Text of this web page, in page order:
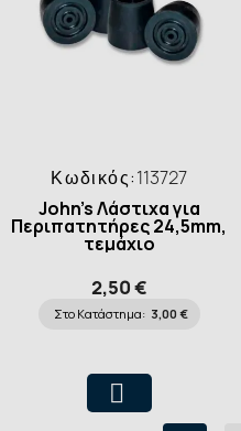
Κωδικός:113727
John's Λάστιχα για
Περιπατητήρες 24,5mm,
τεμάχιο
2,50 €
Στο Κατάστημα: 3,00 €